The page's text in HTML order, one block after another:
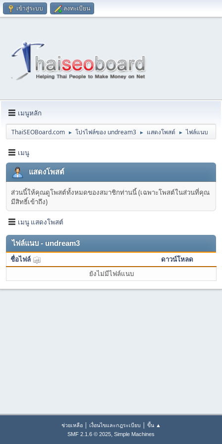
เข้าสู่ระบบ ลงทะเบียน
เมนูหลัก
ThaiSEOBoard.com ► โปรไฟล์ของ undream3 ► แสดงโพสต์ ► ไฟล์แนบ
เมนู
แสดงโพสต์
ส่วนนี้ให้คุณดูโพสต์ทั้งหมดของสมาชิกท่านนี้ (เฉพาะโพสต์ในส่วนที่คุณ
มีสิทธิ์เข้าถึง)
เมนู แสดงโพสต์
ไฟล์แนบ - undream3
ชื่อไฟล์
ดาวน์โหลด
ยังไม่มีไฟล์แนบ
ช่วยเหลือ| เงื่อนไขและกฎระเบียบ | ขึ้น ▲
SMF 2.1.6 © 2025, Simple Machines